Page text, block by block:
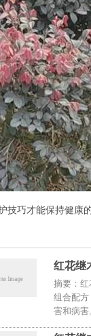
巧才能保持健康
红花继
摘要：
组合配方
害和病害